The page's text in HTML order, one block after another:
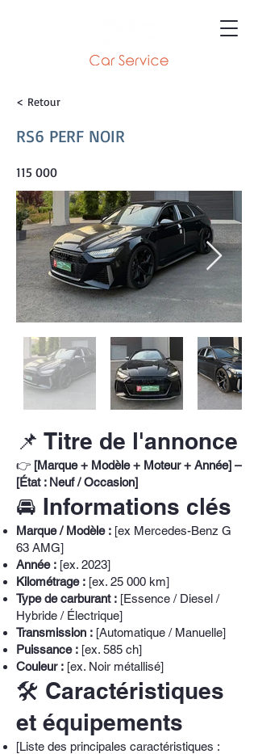
< Retour
RS6 PERF NOIR
115 000
📌 Titre de l'annonce
👉 [Marque + Modèle + Moteur + Année] –
[État : Neuf / Occasion]
🚘 Informations clés
Marque / Modèle : [ex Mercedes-Benz G
63 AMG]
Année : [ex. 2023]
Kilométrage : [ex. 25 000 km]
Type de carburant : [Essence / Diesel /
Hybride / Électrique]
Transmission : [Automatique / Manuelle]
Puissance : [ex. 585 ch]
Couleur : [ex. Noir métallisé]
🛠️ Caractéristiques
et équipements
[Liste des principales caractéristiques :